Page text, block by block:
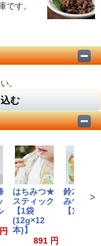
です。
。
む
はちみつ★
スティック
【1袋
(12g×12
本)】
891 円
鈴木のは
みつ
【1.2kg
>